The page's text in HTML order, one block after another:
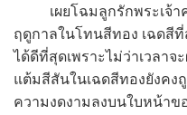
เผยโฉมลูกรักพระเจ้าค
ฤดูกาลในโทนสีทอง เฉดสีที่
ได้ดีที่สุดเพราะไม่ว่าเวลาจ
แต้มสีสันในเฉดสีทองยังคง
ความงดงามลงบนใบหน้าข